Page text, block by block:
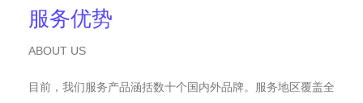
服务优势
ABOUT US
目前，我们服务产品涵括数十个国内外品牌。服务地区覆盖全